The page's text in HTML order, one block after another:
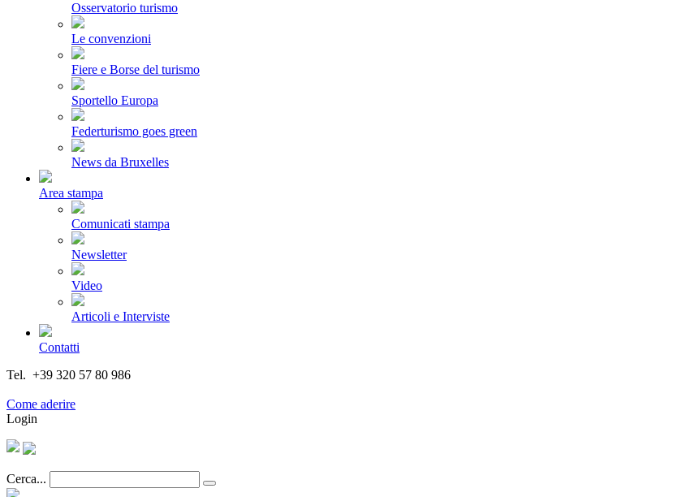
Osservatorio turismo
Le convenzioni
Fiere e Borse del turismo
Sportello Europa
Federturismo goes green
News da Bruxelles
Area stampa
Comunicati stampa
Newsletter
Video
Articoli e Interviste
Contatti
Tel. +39 320 57 80 986
Come aderire
Login
Cerca...